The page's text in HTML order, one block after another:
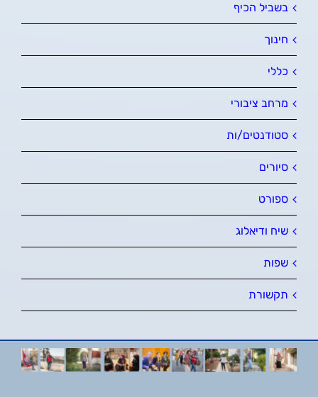
בשביל הכיף
חינוך
כללי
מרחב ציבורי
סטודנטים/ות
סיורים
ספורט
שיח ודיאלוג
שפות
תקשורת